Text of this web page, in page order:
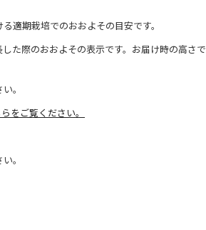
期栽培でのおおよその目安です。
た際のおおよその表示です。お届け時の高さ
。
をご覧ください。
。